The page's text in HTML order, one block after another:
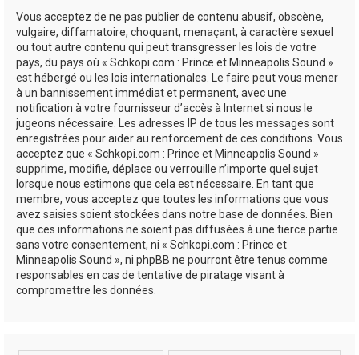
Vous acceptez de ne pas publier de contenu abusif, obscène,
vulgaire, diffamatoire, choquant, menaçant, à caractère sexuel
ou tout autre contenu qui peut transgresser les lois de votre
pays, du pays où « Schkopi.com : Prince et Minneapolis Sound »
est hébergé ou les lois internationales. Le faire peut vous mener
à un bannissement immédiat et permanent, avec une
notification à votre fournisseur d’accès à Internet si nous le
jugeons nécessaire. Les adresses IP de tous les messages sont
enregistrées pour aider au renforcement de ces conditions. Vous
acceptez que « Schkopi.com : Prince et Minneapolis Sound »
supprime, modifie, déplace ou verrouille n’importe quel sujet
lorsque nous estimons que cela est nécessaire. En tant que
membre, vous acceptez que toutes les informations que vous
avez saisies soient stockées dans notre base de données. Bien
que ces informations ne soient pas diffusées à une tierce partie
sans votre consentement, ni « Schkopi.com : Prince et
Minneapolis Sound », ni phpBB ne pourront être tenus comme
responsables en cas de tentative de piratage visant à
compromettre les données.